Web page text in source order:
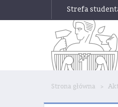
Strefa
Strona główna